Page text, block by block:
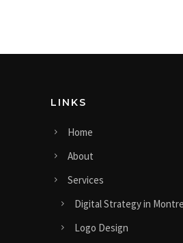
LINKS
Home
About
Services
Digital Strategy in
Logo Design